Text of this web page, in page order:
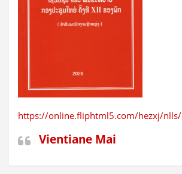
https://online.fliphtml5.com/hezxj/nlls/
Vientiane Mai